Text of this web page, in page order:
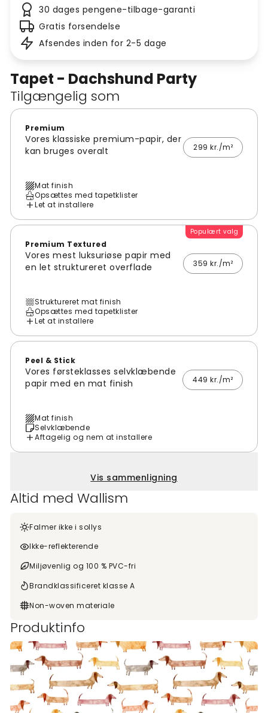
Tapet - Dachshund Party
Tilgængelig som
Premium
Vores klassiske premium-papir, der
kan bruges overalt
299 kr./m²
Mat finish
Opsættes med tapetklister
Let at installere
Populært valg
Premium Textured
Vores mest luksuriøse papir med
en let struktureret overflade
359 kr./m²
Struktureret mat finish
Opsættes med tapetklister
Let at installere
Peel & Stick
Vores førsteklasses selvklæbende
papir med en mat finish
449 kr./m²
Mat finish
Selvklæbende
Aftagelig og nem at installere
Vis sammenligning
Altid med Wallism
Falmer ikke i sollys
Ikke-reflekterende
Miljøvenlig og 100 % PVC-fri
Brandklassificeret klasse A
Non-woven materiale
Produktinfo
30 dages pengene-tilbage-garanti
Gratis forsendelse
Afsendes inden for 2-5 dage